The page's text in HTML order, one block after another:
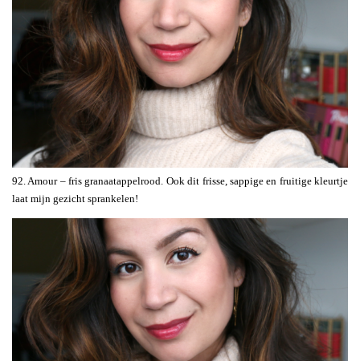
92. Amour – fris granaatappelrood. Ook dit frisse, sappige en fruitige kleurtje
laat mijn gezicht sprankelen!